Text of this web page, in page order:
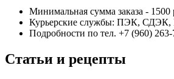
Минимальная сумма заказа - 1500
Курьерские службы: ПЭК, СДЭК,
Подробности по тел. +7 (960) 263-
Статьи и рецепты